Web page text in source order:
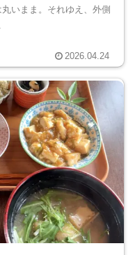
いまま。それゆえ、外側
2026.04.24